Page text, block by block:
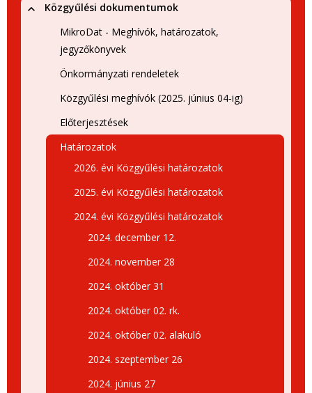
Közgyűlési dokumentumok
MikroDat - Meghívók, határozatok,
jegyzőkönyvek
Önkormányzati rendeletek
Közgyűlési meghívók (2025. június 04-ig)
Előterjesztések
Határozatok
2026. évi Közgyűlési határozatok
2025. évi Közgyűlési határozatok
2024. évi Közgyűlési határozatok
2024. december 12.
2024. november 28
2024. október 31
2024. október 02. rk.
2024. október 02. alakuló
2024. szeptember 26
2024. június 27